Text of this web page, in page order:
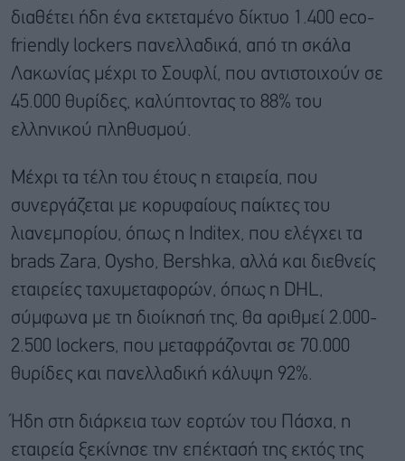
διαθέτει ήδη ένα εκτεταμένο δίκτυο 1.400 eco-
friendly lockers πανελλαδικά, από τη σκάλα
Λακωνίας μέχρι το Σουφλί, που αντιστοιχούν σε
45.000 θυρίδες, καλύπτοντας το 88% του
ελληνικού πληθυσμού.
Μέχρι τα τέλη του έτους η εταιρεία, που
συνεργάζεται με κορυφαίους παίκτες του
λιανεμπορίου, όπως η Inditex, που ελέγχει τα
brads Zara, Oysho, Bershka, αλλά και διεθνείς
εταιρείες ταχυμεταφορών, όπως η DHL,
σύμφωνα με τη διοίκησή της, θα αριθμεί 2.000-
2.500 lockers, που μεταφράζονται σε 70.000
θυρίδες και πανελλαδική κάλυψη 92%.
Ήδη στη διάρκεια των εορτών του Πάσχα, η
εταιρεία ξεκίνησε την επέκτασή της εκτός της